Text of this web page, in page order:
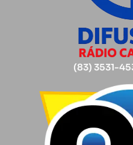
(83) 3531-